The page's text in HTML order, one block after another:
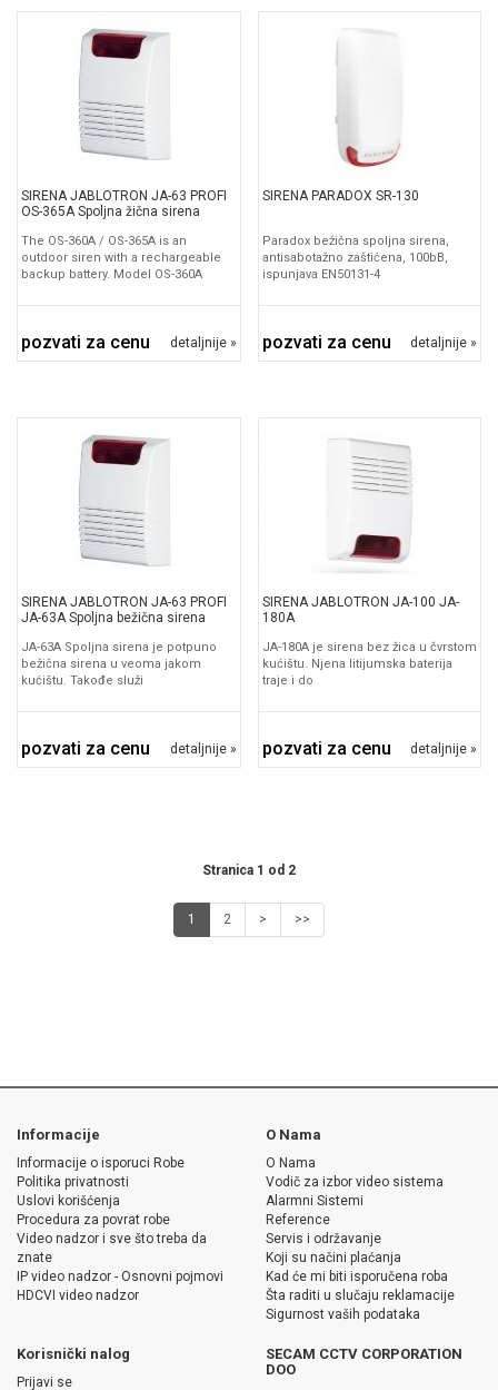
SIRENA JABLOTRON JA-63 PROFI
OS-365A Spoljna žična sirena
The OS-360A / OS-365A is an
outdoor siren with a rechargeable
backup battery. Model OS-360A
pozvati za cenu detaljnije »
SIRENA PARADOX SR-130
Paradox bežična spoljna sirena,
antisabotažno zaštićena, 100bB,
ispunjava EN50131-4
pozvati za cenu detaljnije »
SIRENA JABLOTRON JA-63 PROFI
JA-63A Spoljna bežična sirena
JA-63A Spoljna sirena je potpuno
bežična sirena u veoma jakom
kućištu. Takođe služi
pozvati za cenu detaljnije »
SIRENA JABLOTRON JA-100 JA-
180A
JA-180A je sirena bez žica u čvrstom
kućištu. Njena litijumska baterija
traje i do
pozvati za cenu detaljnije »
Stranica 1 od 2
1 2 > >>
Informacije
Informacije o isporuci Robe
Politika privatnosti
Uslovi korišćenja
Procedura za povrat robe
Video nadzor i sve što treba da
znate
IP video nadzor - Osnovni pojmovi
HDCVI video nadzor
O Nama
O Nama
Vodič za izbor video sistema
Alarmni Sistemi
Reference
Servis i održavanje
Koji su načini plaćanja
Kad će mi biti isporučena roba
Šta raditi u slučaju reklamacije
Sigurnost vaših podataka
Korisnički nalog
Prijavi se
SECAM CCTV CORPORATION
DOO